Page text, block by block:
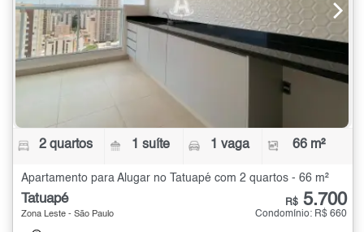
2 quartos 1 suíte 1 vaga 66 m²
Apartamento para Alugar no Tatuapé com 2 quartos - 66 m²
Tatuapé
Zona Leste - São Paulo
R$ 5.700
Condomínio: R$ 660